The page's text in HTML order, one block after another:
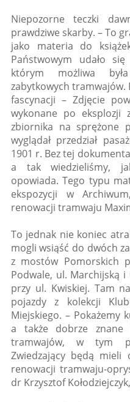
Niepozorne teczki
prawdziwe skarby. – To
jako materia do
Państwowym udało
którym możliwa
zabytkowych tramwajów.
fascynacji – Zdjęcie
wykonane po eksplozji
zbiornika na sprężone
wyglądał przedział
1901 r. Bez tej
a tak wiedzieliśmy,
opowiada. Tego typu
ekspozycji w
renowacji tramwaju
To jednak nie koniec
mogli wsiąść do dwóch
z mostów Pomorskich
Podwale, ul. Marchijską
przy ul. Kwiskiej. Tam
pojazdy z kolekcji
Miejskiego. – Pokażemy
a także dobrze znane
tramwajów, w tym
Zwiedzający będą mieli
renowacji tramwaju-
dr Krzysztof